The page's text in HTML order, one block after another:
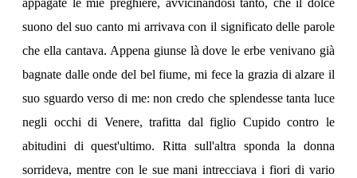
appagate le mie preghiere, avvicinandosi tanto, che il dolce
suono del suo canto mi arrivava con il significato delle parole
che ella cantava. Appena giunse là dove le erbe venivano già
bagnate dalle onde del bel fiume, mi fece la grazia di alzare il
suo sguardo verso di me: non credo che splendesse tanta luce
negli occhi di Venere, trafitta dal figlio Cupido contro le
abitudini di quest'ultimo. Ritta sull'altra sponda la donna
sorrideva, mentre con le sue mani intrecciava i fiori di vario